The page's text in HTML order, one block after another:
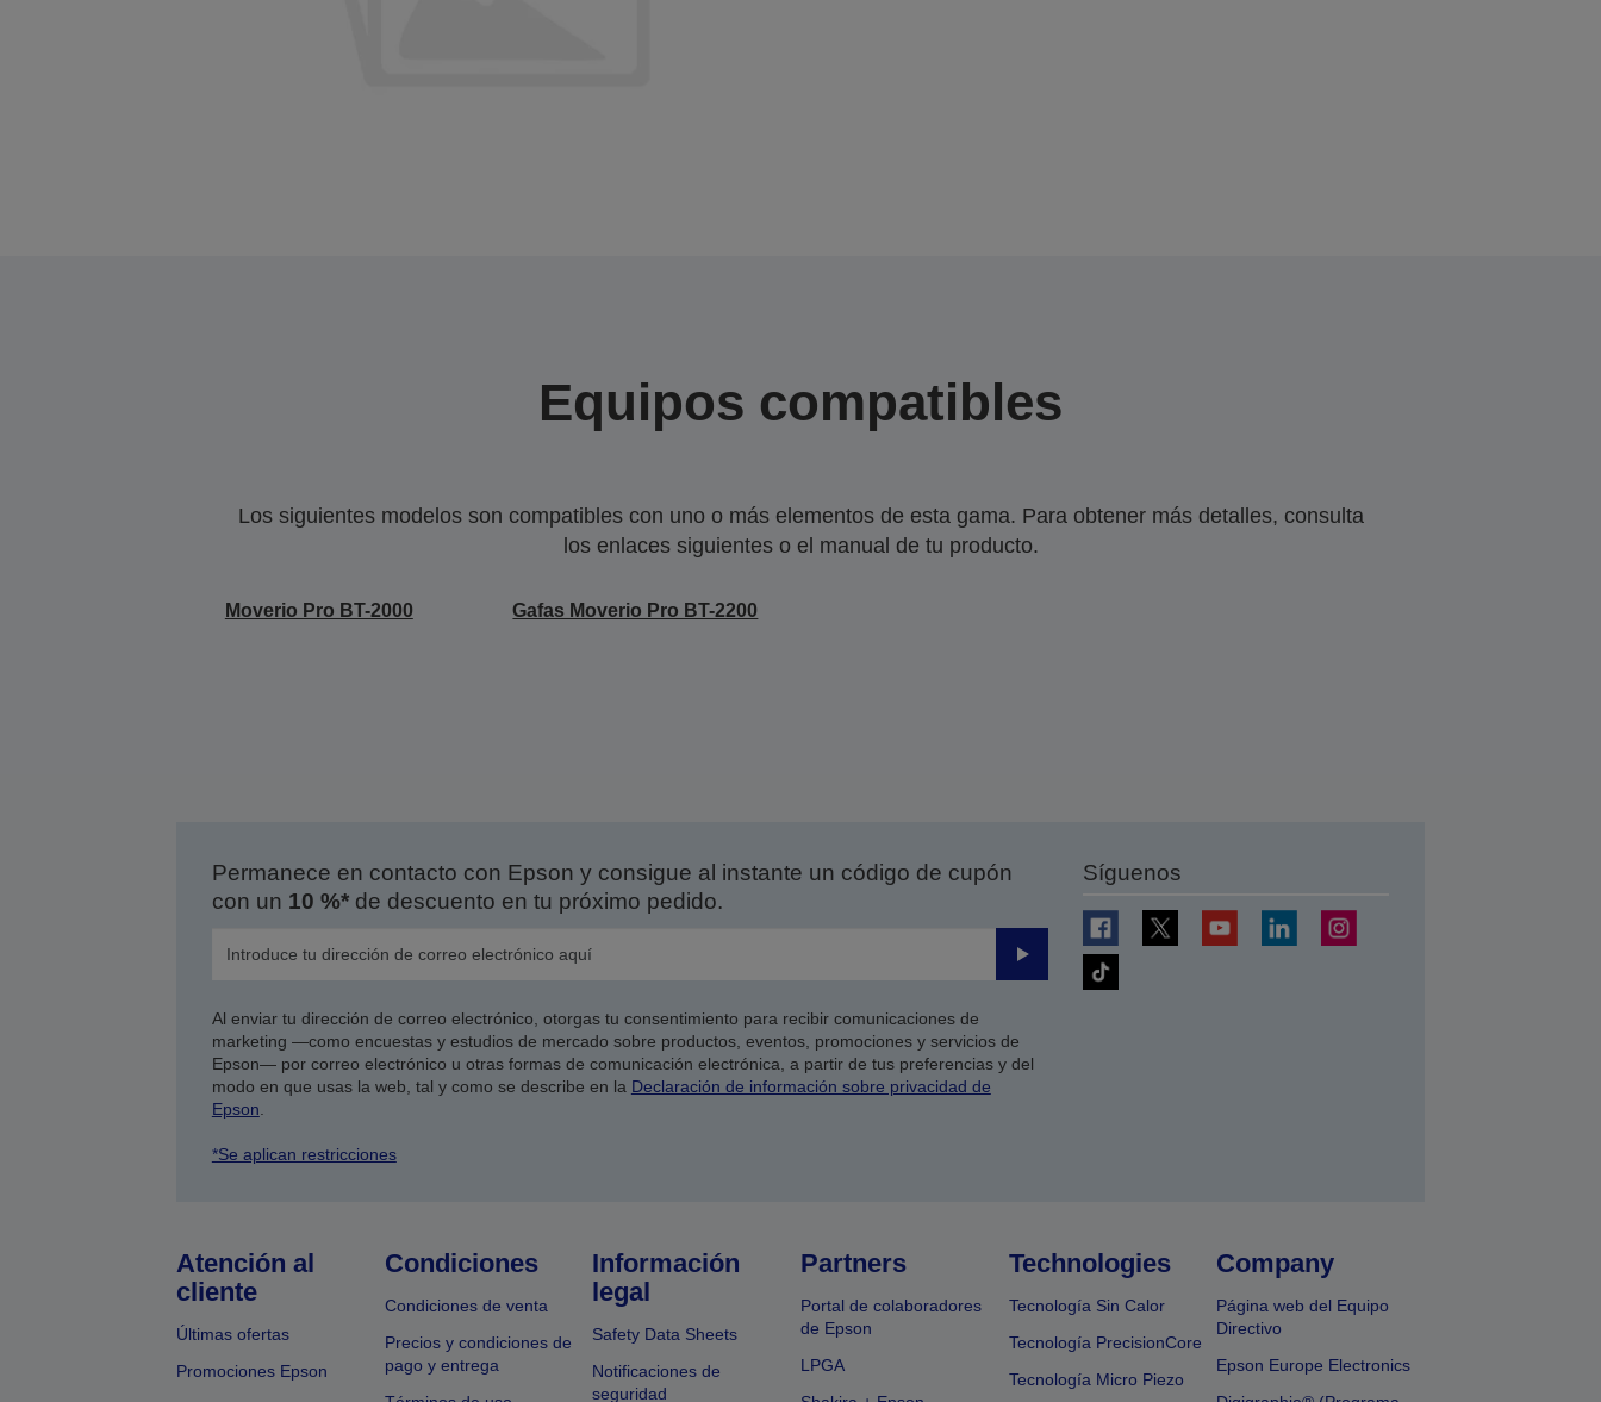
Equipos compatibles
Los siguientes modelos son compatibles con uno o más elementos de esta gama. Para obtener más detalles, consulta
los enlaces siguientes o el manual de tu producto.
Moverio Pro BT-2000 Gafas Moverio Pro BT-2200
Permanece en contacto con Epson y consigue al instante un código de cupón
con un 10 %*de descuento en tu próximo pedido.
Enviar
Al enviar tu dirección de correo electrónico, otorgas tu consentimiento para recibir comunicaciones de
marketing —como encuestas y estudios de mercado sobre productos, eventos, promociones y servicios de
Epson— por correo electrónico u otras formas de comunicación electrónica, a partir de tus preferencias y del
modo en que usas la web, tal y como se describe en la Declaración de información sobre privacidad de
Epson
*Se aplican restricciones
Síguenos
Atención al
cliente
Últimas ofertas
Promociones Epson
Condiciones
Condiciones de venta
Precios y condiciones de
pago y entrega
Información
legal
Safety Data Sheets
Notificaciones de
seguridad
Partners
Portal de colaboradores
de Epson
LPGA
Technologies
Tecnología Sin Calor
Tecnología PrecisionCore
Tecnología Micro Piezo
Company
Página web del Equipo
Directivo
Epson Europe Electronics